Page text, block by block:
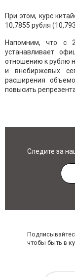
При этом, курс
10,7855 рубля
Напомним, что с
устанавливает
отношению к рублю
и внебиржевых
расширения
повысить
Следите за
чтобы быть в